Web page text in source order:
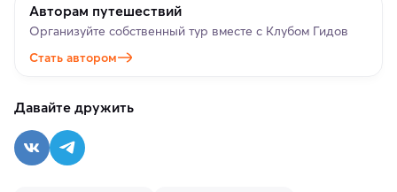
Авторам путешествий
Организуйте собственный тур вместе с Клубом Гидов
Стать автором
Давайте дружить